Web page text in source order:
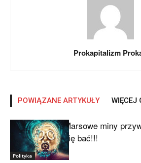
Prokapitalizm
POWIĄZANE ARTYKUŁY WIĘCEJ
Polityka
Marsowe miny
się bać!!!